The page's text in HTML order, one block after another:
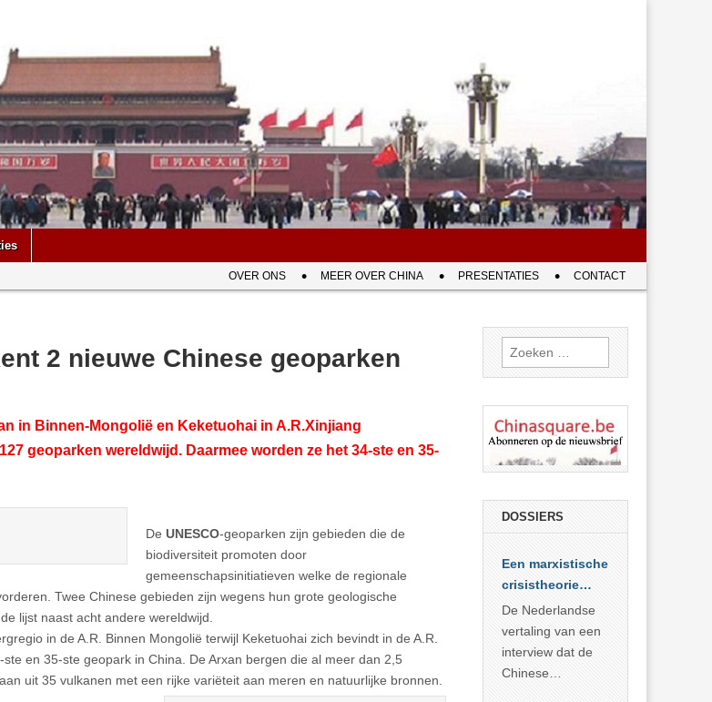
OVER ONS MEER OVER CHINA PRESENTATIES CONTACT
2 nieuwe Chinese geoparken
in Binnen-Mongolië en Keketuohai in A.R.Xinjiang
geoparken wereldwijd. Daarmee worden ze het 34-ste en 35-
De UNESCO-geoparken zijn gebieden die de
biodiversiteit promoten door
gemeenschapsinitiatieven welke de regionale
Twee Chinese gebieden zijn wegens hun grote geologische
lijst naast acht andere wereldwijd.
in de A.R. Binnen Mongolië terwijl Keketuohai zich bevindt in de A.R.
en 35-ste geopark in China. De Arxan bergen die al meer dan 2,5
uit 35 vulkanen met een rijke variëteit aan meren en natuurlijke bronnen.
Zoeken
naar:
DOSSIERS
Een marxistische
crisistheorie
voor vandaag
De Nederlandse
vertaling van een
interview dat de
Chinese